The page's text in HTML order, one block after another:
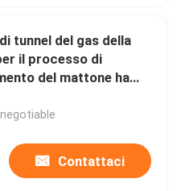
tunnel del gas della
il processo di
del mattone ha
il controllo di
automatica
Contattaci